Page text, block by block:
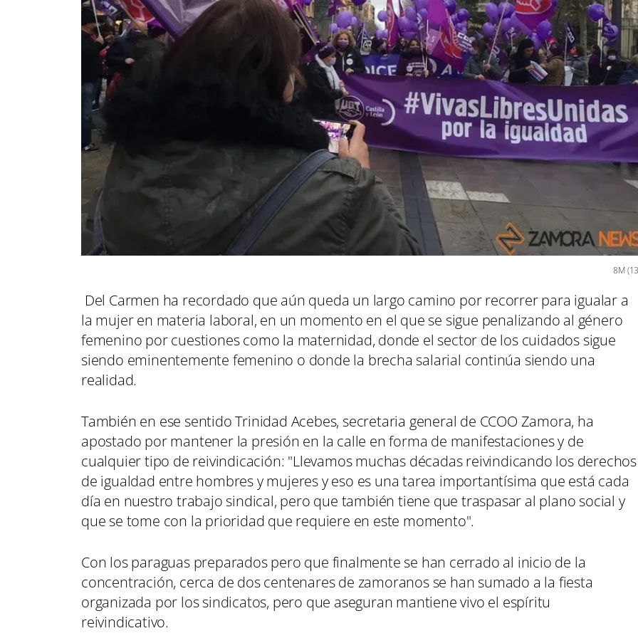
8M
Del Carmen ha recordado que aún queda un largo camino por recorrer para igualar a
la mujer en materia laboral, en un momento en el que se sigue penalizando al género
femenino por cuestiones como la maternidad, donde el sector de los cuidados sigue
siendo eminentemente femenino o donde la brecha salarial continúa siendo una
realidad.
También en ese sentido Trinidad Acebes, secretaria general de CCOO Zamora, ha
apostado por mantener la presión en la calle en forma de manifestaciones y de
cualquier tipo de reivindicación: "Llevamos muchas décadas reivindicando los derechos
de igualdad entre hombres y mujeres y eso es una tarea importantísima que está cada
día en nuestro trabajo sindical, pero que también tiene que traspasar al plano social y
que se tome con la prioridad que requiere en este momento".
Con los paraguas preparados pero que finalmente se han cerrado al inicio de la
concentración, cerca de dos centenares de zamoranos se han sumado a la fiesta
organizada por los sindicatos, pero que aseguran mantiene vivo el espíritu
reivindicativo.